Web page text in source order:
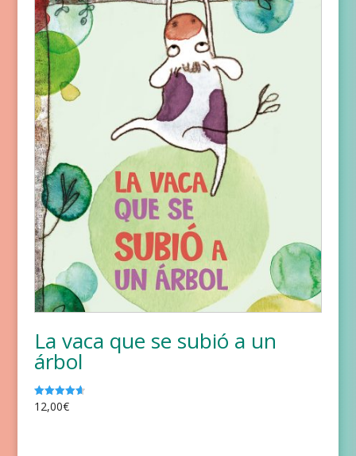
La vaca que se subió a un
árbol
Valorado
con
12,00€